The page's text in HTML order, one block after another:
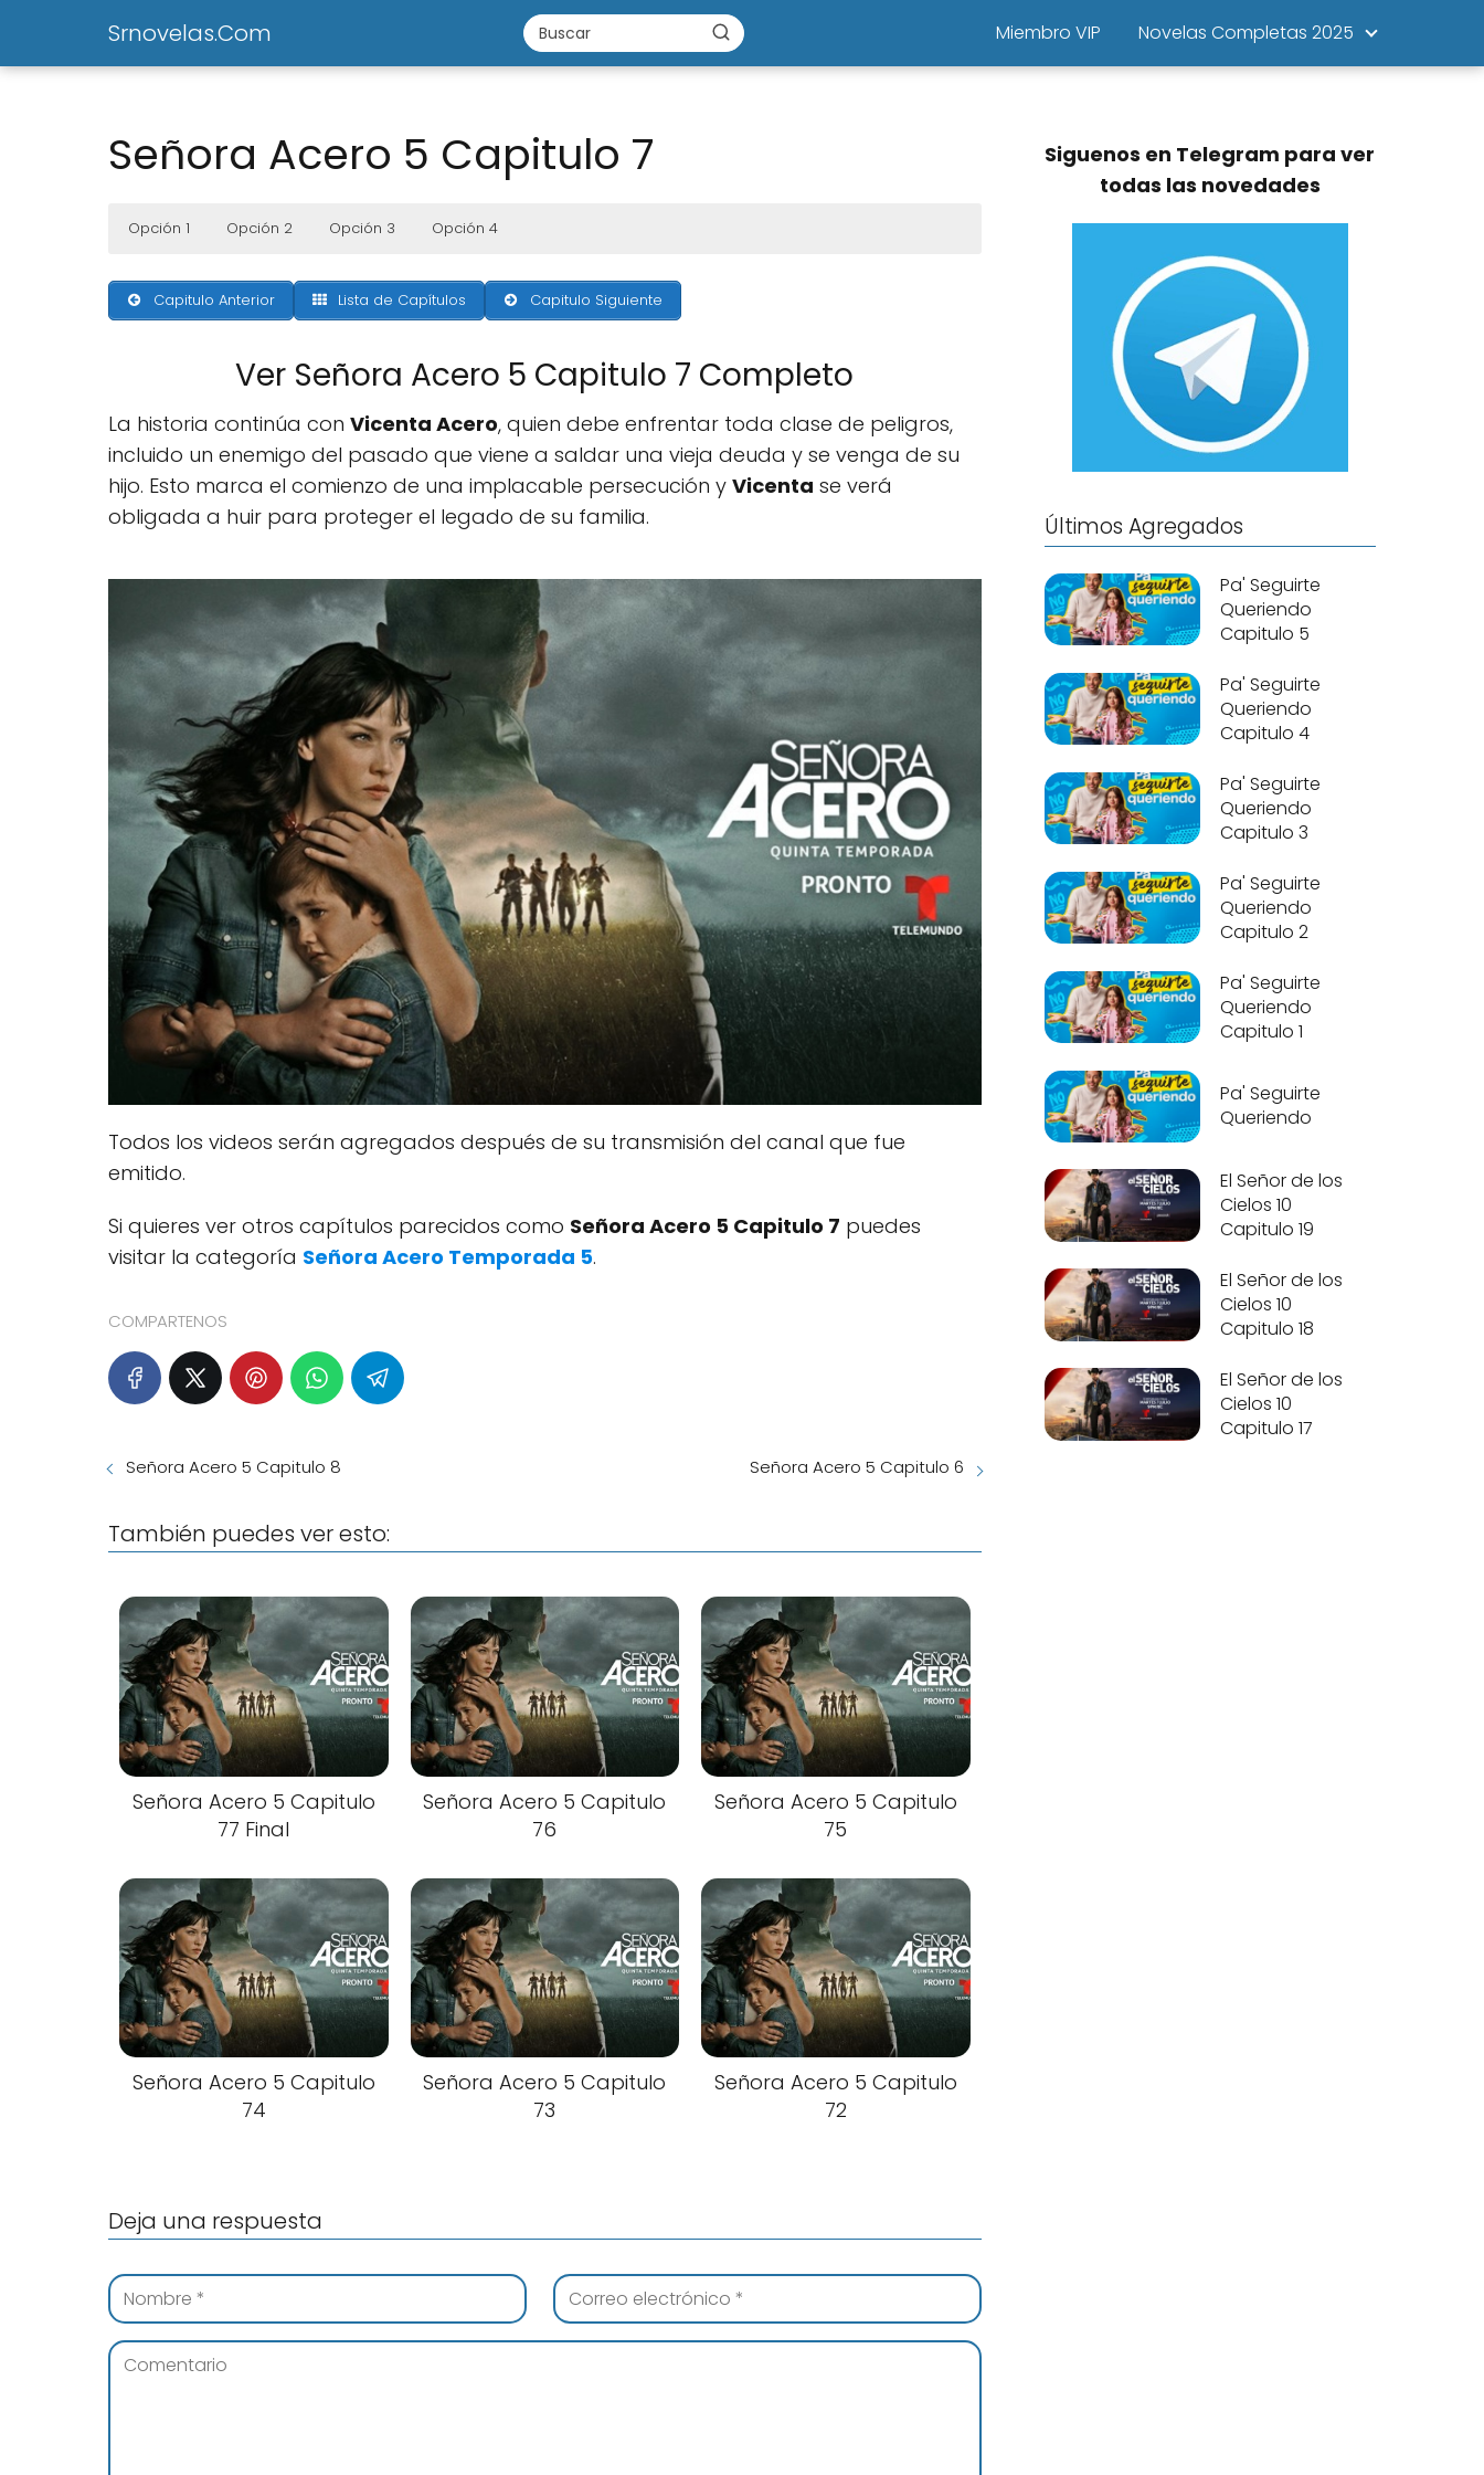
Srnovelas.Com Miembro VIP Novelas Completas 2025
Señora Acero 5 Capitulo 7
Opción 1 Opción 2 Opción 3 Opción 4
Capitulo Anterior Lista de Capítulos Capitulo Siguiente
Ver Señora Acero 5 Capitulo 7 Completo
La historia continúa con Vicenta Acero, quien debe enfrentar toda clase de peligros,
incluido un enemigo del pasado que viene a saldar una vieja deuda y se venga de su
hijo. Esto marca el comienzo de una implacable persecución y Vicenta se verá
obligada a huir para proteger el legado de su familia.
Todos los videos serán agregados después de su transmisión del canal que fue
emitido.
Si quieres ver otros capítulos parecidos como Señora Acero 5 Capitulo 7 puedes
visitar la categoría Señora Acero Temporada 5.
COMPARTENOS
Señora Acero 5 Capitulo 8 Señora Acero 5 Capitulo 6
También puedes ver esto:
Señora Acero 5 Capitulo
77 Final
Señora Acero 5 Capitulo
76
Señora Acero 5 Capitulo
75
Señora Acero 5 Capitulo
74
Señora Acero 5 Capitulo
73
Señora Acero 5 Capitulo
72
Deja una respuesta
Siguenos en Telegram para ver
todas las novedades
Últimos Agregados
Pa' Seguirte
Queriendo
Capitulo 5
Pa' Seguirte
Queriendo
Capitulo 4
Pa' Seguirte
Queriendo
Capitulo 3
Pa' Seguirte
Queriendo
Capitulo 2
Pa' Seguirte
Queriendo
Capitulo 1
Pa' Seguirte
Queriendo
El Señor de los
Cielos 10
Capitulo 19
El Señor de los
Cielos 10
Capitulo 18
El Señor de los
Cielos 10
Capitulo 17